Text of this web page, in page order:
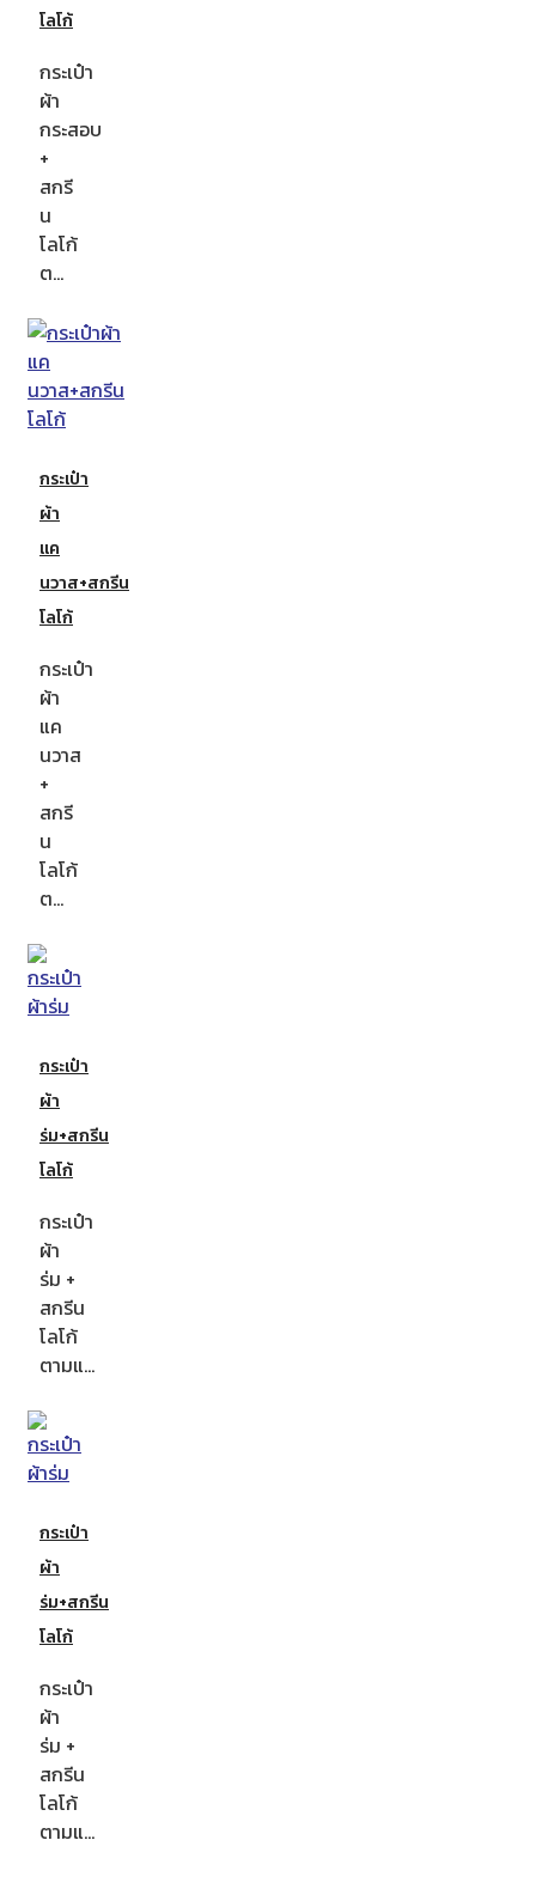
โลโก้
กระเป๋า
ผ้า
กระสอบ
+
สกรี
น
โลโก้
ต…
กระเป๋า
ผ้า
แค
นวาส+สกรีน
โลโก้
กระเป๋า
ผ้า
แค
นวาส
+
สกรี
น
โลโก้
ต…
กระเป๋า
ผ้า
ร่ม+สกรีน
โลโก้
กระเป๋า
ผ้า
ร่ม +
สกรีน
โลโก้
ตามแ…
กระเป๋า
ผ้า
ร่ม+สกรีน
โลโก้
กระเป๋า
ผ้า
ร่ม +
สกรีน
โลโก้
ตามแ…